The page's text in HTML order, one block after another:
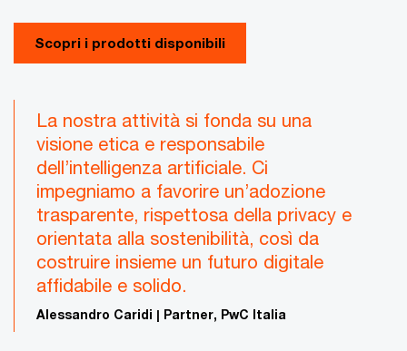
Scopri i prodotti disponibili
La nostra attività si fonda su una
visione etica e responsabile
dell’intelligenza artificiale. Ci
impegniamo a favorire un’adozione
trasparente, rispettosa della privacy e
orientata alla sostenibilità, così da
costruire insieme un futuro digitale
affidabile e solido.
Alessandro Caridi | Partner, PwC Italia